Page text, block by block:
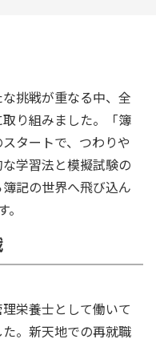
挑戦が重なる中、全
り組みました。「簿
タートで、つわりや
学習法と模擬試験の
記の世界へ飛び込ん
栄養士として働いて
。新天地での再就職